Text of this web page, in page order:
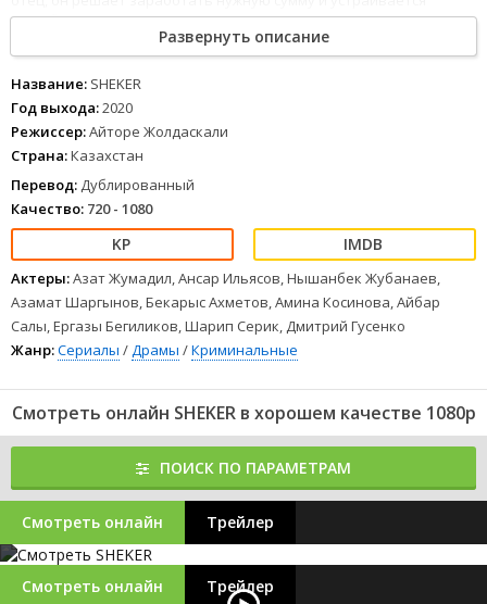
на работу курьером магазина синтетических наркотиков. Алдияр
успешно распространяет наркотики и входит во вкус, забывая
о своей цели. С появлением денег, на него обращает внимание
девушка мечты и нечестный полицейский.
Развернуть описание
Название: SHEKER
Год выхода:2020
Режиссер:Айторе Жолдаскали
Страна:Казахстан
Перевод: Дублированный
Качество: 720 - 1080
Актеры:Азат Жумадил, Ансар Ильясов, Нышанбек Жубанаев,
Азамат Шаргынов, Бекарыс Ахметов, Амина Косинова, Айбар
Салы, Ергазы Бегиликов, Шарип Серик, Дмитрий Гусенко
Жанр:Сериалы /Драмы /Криминальные
Смотреть онлайн SHEKER в хорошем качестве 1080p
ПОИСК ПО ПАРАМЕТРАМ
Смотреть онлайн Трейлер
Смотреть онлайн Трейлер